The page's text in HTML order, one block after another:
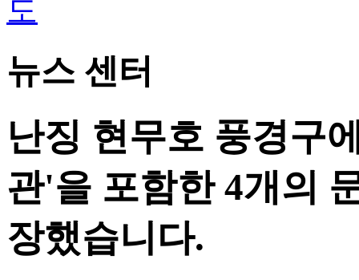
뉴스 센터
난징 현무호 풍경구
관'을 포함한 4개의
장했습니다.